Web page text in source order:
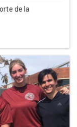
de la